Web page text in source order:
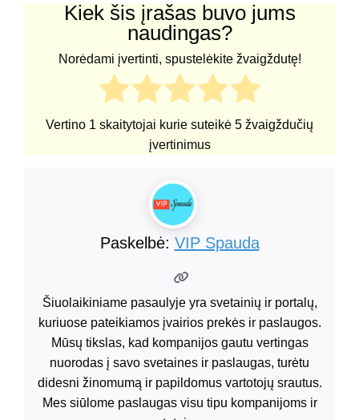
Kiek šis įrašas buvo jums
naudingas?
Norėdami įvertinti, spustelėkite žvaigždutę!
Vertino 1 skaitytojai kurie suteikė 5 žvaigždučių
įvertinimus
Paskelbė: VIP Spauda
Šiuolaikiniame pasaulyje yra svetainių ir portalų,
kuriuose pateikiamos įvairios prekės ir paslaugos.
Mūsų tikslas, kad kompanijos gautu vertingas
nuorodas į savo svetaines ir paslaugas, turėtu
didesni žinomumą ir papildomus vartotojų srautus.
Mes siūlome paslaugas visu tipu kompanijoms ir